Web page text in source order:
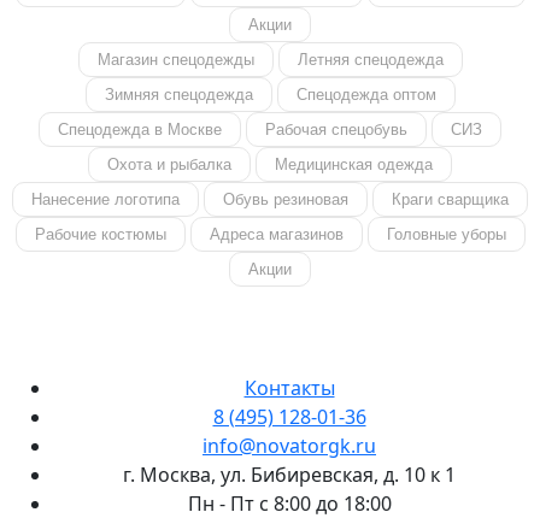
Акции
Магазин спецодежды
Летняя спецодежда
Зимняя спецодежда
Спецодежда оптом
Спецодежда в Москве
Рабочая спецобувь
СИЗ
Охота и рыбалка
Медицинская одежда
Нанесение логотипа
Обувь резиновая
Краги сварщика
Рабочие костюмы
Адреса магазинов
Головные уборы
Акции
Контакты
8 (495) 128-01-36
info@novatorgk.ru
г. Москва, ул. Бибиревская, д. 10 к 1
Пн - Пт с 8:00 до 18:00